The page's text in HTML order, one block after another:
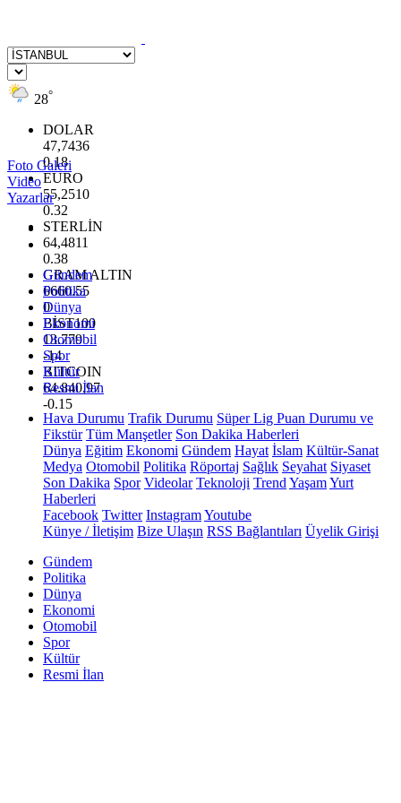
28°
DOLAR
47,7436
0.18
EURO
55,2510
0.32
STERLİN
64,4811
0.38
GRAM ALTIN
6660.55
0
BİST100
13.779
-14
BITCOIN
64.840,97
-0.15
Foto Galeri
Video
Yazarlar
Gündem
Politika
Dünya
Ekonomi
Otomobil
Spor
Kültür
Resmi İlan
Hava Durumu Trafik Durumu Süper Lig Puan Durumu ve
Fikstür Tüm Manşetler Son Dakika Haberleri
Dünya Eğitim Ekonomi Gündem Hayat İslam Kültür-Sanat
Medya Otomobil Politika Röportaj Sağlık Seyahat Siyaset
Son Dakika Spor Videolar Teknoloji Trend YaşamYurt
Haberleri
Facebook Twitter InstagramYoutube
Künye / İletişim Bize Ulaşın RSS Bağlantıları Üyelik Girişi
Gündem
Politika
Dünya
Ekonomi
Otomobil
Spor
Kültür
Resmi İlan